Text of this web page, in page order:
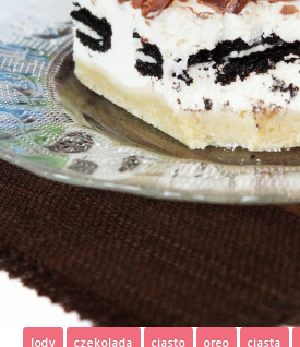
lody czekolada ciasto oreo ciasta